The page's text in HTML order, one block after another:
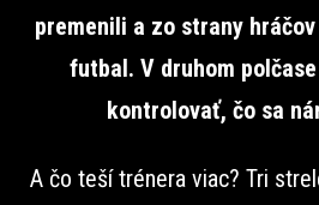
premenili a zo strany
futbal. V druhom
kontrolovať, čo sa
A čo teší trénera viac? Tri